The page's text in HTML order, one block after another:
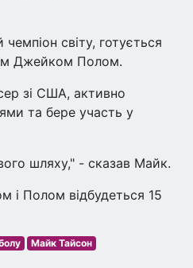
світу, готується
Джейком Полом.
зі США, активно
та бере участь у
шляху," - сказав Майк.
і Полом відбудеться 15
Майк Тайсон